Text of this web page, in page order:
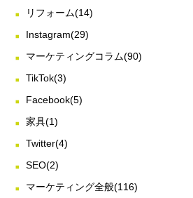
リフォーム(14)
Instagram(29)
マーケティングコラム(90)
TikTok(3)
Facebook(5)
家具(1)
Twitter(4)
SEO(2)
マーケティング全般(116)